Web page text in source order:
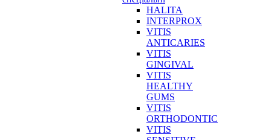
HALITA
INTERPROX
VITIS
ANTICARIES
VITIS
GINGIVAL
VITIS
HEALTHY
GUMS
VITIS
ORTHODONTIC
VITIS